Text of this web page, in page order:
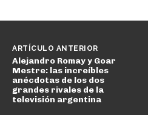
ARTÍCULO ANTERIOR
Alejandro Romay y Goar
Mestre: las increíbles
anécdotas de los dos
grandes rivales de la
televisión argentina